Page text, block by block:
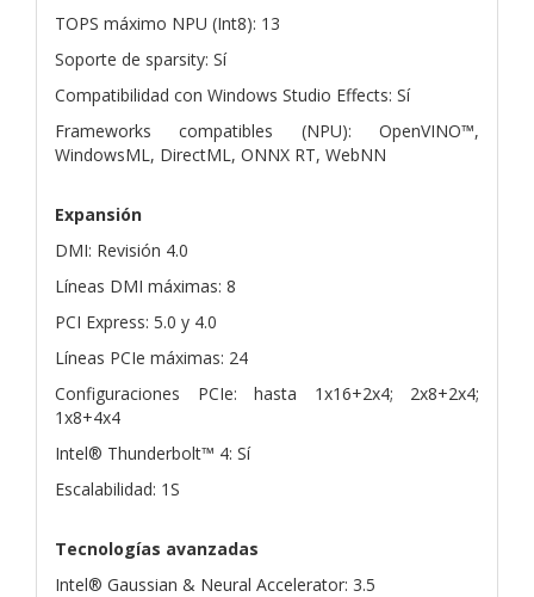
TOPS máximo NPU (Int8): 13
Soporte de sparsity: Sí
Compatibilidad con Windows Studio Effects: Sí
Frameworks compatibles (NPU): OpenVINO™,
WindowsML, DirectML, ONNX RT, WebNN
Expansión
DMI: Revisión 4.0
Líneas DMI máximas: 8
PCI Express: 5.0 y 4.0
Líneas PCIe máximas: 24
Configuraciones PCIe: hasta 1x16+2x4; 2x8+2x4;
1x8+4x4
Intel® Thunderbolt™ 4: Sí
Escalabilidad: 1S
Tecnologías avanzadas
Intel® Gaussian & Neural Accelerator: 3.5